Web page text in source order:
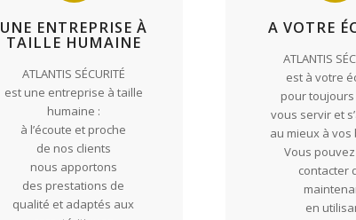
UNE ENTREPRISE À
TAILLE HUMAINE
ATLANTIS SÉCURITÉ
est une entreprise à taille
humaine :
à l’écoute et proche
de nos clients
nous apportons
des prestations de
qualité et adaptés aux
A VOTRE
ATLANTIS
est à votre
pour
vous servir et
au mieux à vos
Vous
contacter
en